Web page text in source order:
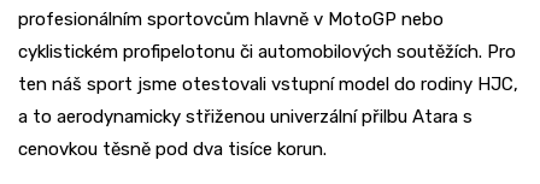
profesionálním sportovcům hlavně v MotoGP nebo
cyklistickém profipelotonu či automobilových soutěžích. Pro
ten náš sport jsme otestovali vstupní model do rodiny HJC,
a to aerodynamicky střiženou univerzální přilbu Atara s
cenovkou těsně pod dva tisíce korun.